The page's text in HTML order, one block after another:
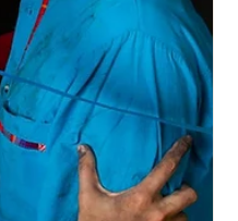
a Centro Tolzú
que invita a
de lo visible. Victoria Molina",
a descubrir aquello que
veces pasa
obras creadas
y propone un recorrido